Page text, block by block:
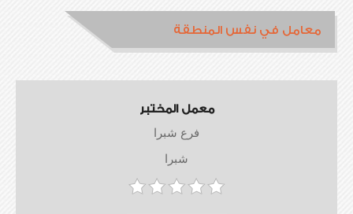
معامل في نفس المنطقة
معمل المختبر
فرع شبرا
شبرا